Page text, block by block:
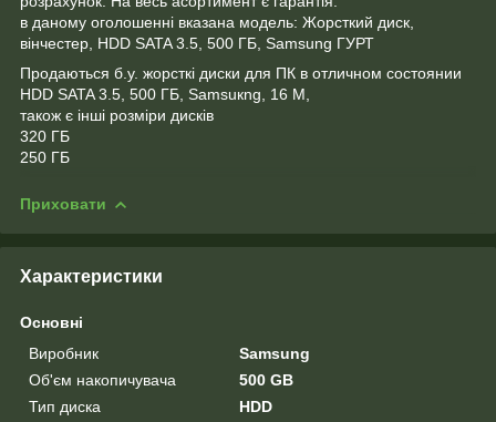
в даному оголошенні вказана модель: Жорсткий диск,
вінчестер, HDD SATA 3.5, 500 ГБ, Samsung ГУРТ
Продаються б.у. жорсткі диски для ПК в отличном состоянии
HDD SATA 3.5, 500 ГБ, Samsuкng, 16 M,
також є інші розміри дисків
320 ГБ
250 ГБ
Приховати
Характеристики
Основні
Виробник
Samsung
Об'єм накопичувача
500 GB
Тип диска
HDD